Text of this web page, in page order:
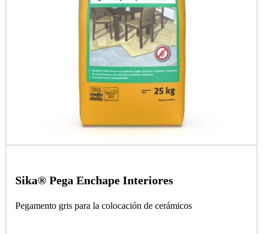
Sika® Pega Enchape Interiores
Pegamento gris para la colocación de cerámicos